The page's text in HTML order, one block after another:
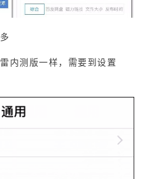
内测版一样，需要到设置